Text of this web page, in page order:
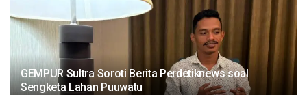
GEMPUR Sultra Soroti Berita Perdetiknews soal
Sengketa Lahan Puuwatu